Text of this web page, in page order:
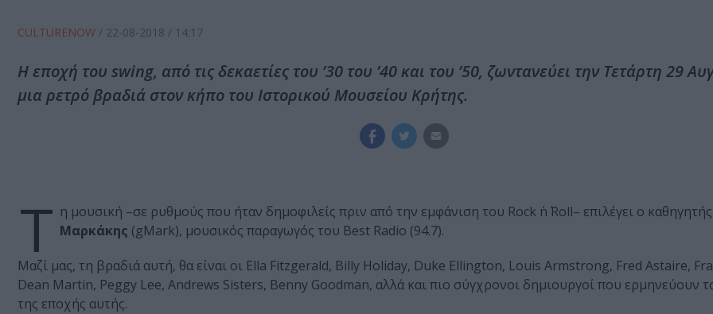
CULTURENOW / 22-08-2018 / 14:17
Η εποχή του swing, από τις δεκαετίες του ’30 του ’40 και του ’50, ζωντανεύει την Τετάρτη 29
μια ρετρό βραδιά στον κήπο του Ιστορικού Μουσείου Κρήτης.
Τ η μουσική –σε ρυθμούς που ήταν δημοφιλείς πριν από την εμφάνιση του Rock ΄n΄ Roll– επιλέγει ο
Μαρκάκης (gMark), μουσικός παραγωγός του Best Radio (94.7).
Μαζί μας, τη βραδιά αυτή, θα είναι οι Ella Fitzgerald, Billy Holiday, Duke Ellington, Louis Armstrong, Fred Astaire,
Dean Martin, Peggy Lee, Andrews Sisters, Benny Goodman, αλλά και πιο σύγχρονοι δημιουργοί που ερμηνεύουν
της εποχής αυτής.